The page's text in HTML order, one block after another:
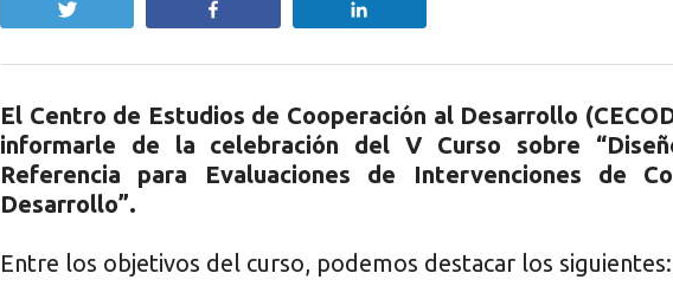
El Centro de Estudios de Cooperación al Desarrollo
informarle de la celebración del V Curso sobre
Referencia para Evaluaciones de Intervenciones de
Desarrollo”.
Entre los objetivos del curso, podemos destacar los siguientes: